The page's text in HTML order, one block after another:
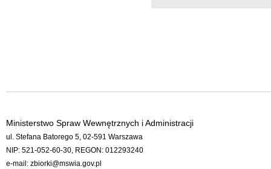
Ministerstwo Spraw Wewnętrznych i Administracji
ul. Stefana Batorego 5, 02-591 Warszawa
NIP: 521-052-60-30, REGON: 012293240
e-mail: zbiorki@mswia.gov.pl